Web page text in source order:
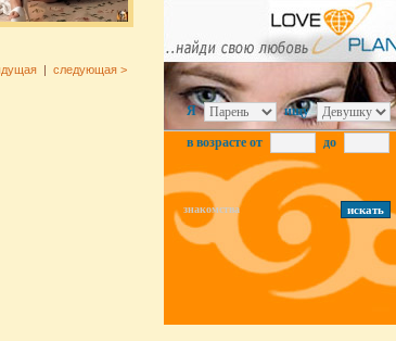
| следующая >
Я ищу
в возрасте от до
знакомства